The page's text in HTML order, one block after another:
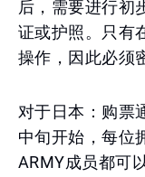
后，需要进行初
证或护照。只有
操作，因此必须
对于日本：购票
中旬开始，每位
ARMY成员都可